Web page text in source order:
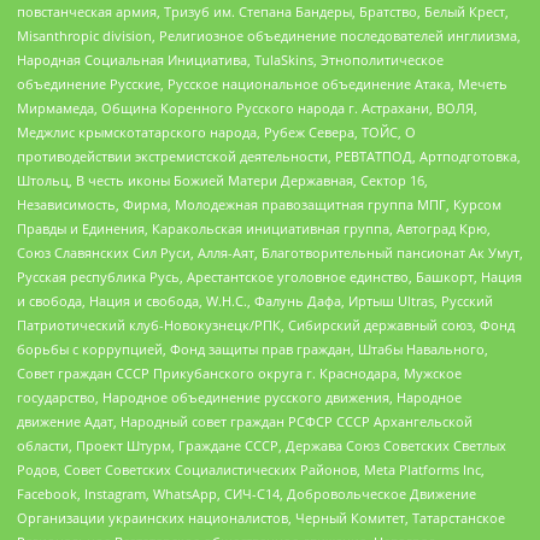
повстанческая армия, Тризуб им. Степана Бандеры, Братство, Белый Крест,
Misanthropic division, Религиозное объединение последователей инглиизма,
Народная Социальная Инициатива, TulaSkins, Этнополитическое
объединение Русские, Русское национальное объединение Атака, Мечеть
Мирмамеда, Община Коренного Русского народа г. Астрахани, ВОЛЯ,
Меджлис крымскотатарского народа, Рубеж Севера, ТОЙС, О
противодействии экстремистской деятельности, РЕВТАТПОД, Артподготовка,
Штольц, В честь иконы Божией Матери Державная, Сектор 16,
Независимость, Фирма, Молодежная правозащитная группа МПГ, Курсом
Правды и Единения, Каракольская инициативная группа, Автоград Крю,
Союз Славянских Сил Руси, Алля-Аят, Благотворительный пансионат Ак Умут,
Русская республика Русь, Арестантское уголовное единство, Башкорт, Нация
и свобода, Нация и свобода, W.H.С., Фалунь Дафа, Иртыш Ultras, Русский
Патриотический клуб-Новокузнецк/РПК, Сибирский державный союз, Фонд
борьбы с коррупцией, Фонд защиты прав граждан, Штабы Навального,
Совет граждан СССР Прикубанского округа г. Краснодара, Мужское
государство, Народное объединение русского движения, Народное
движение Адат, Народный совет граждан РСФСР СССР Архангельской
области, Проект Штурм, Граждане СССР, Держава Союз Советских Светлых
Родов, Совет Советских Социалистических Районов, Meta Platforms Inc,
Facebook, Instagram, WhatsApp, СИЧ-С14, Добровольческое Движение
Организации украинских националистов, Черный Комитет, Татарстанское